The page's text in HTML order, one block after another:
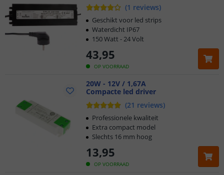
(1 reviews)
OP VOORRAAD
43,95
Geschikt voor led strips
Waterdicht IP67
150 Watt - 24 Volt
20W - 12V / 1,67A
Compacte led driver
(21 reviews)
OP VOORRAAD
13,95
Professionele kwaliteit
Extra compact model
Slechts 16 mm hoog